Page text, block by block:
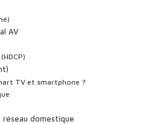
AV
TV et smartphone ?
domestique